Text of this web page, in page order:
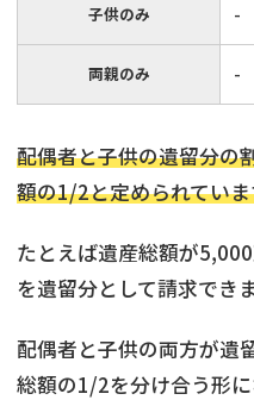
子供のみ -
両親のみ -
配偶者と子供の遺留分の
額の1/2と定められていま
たとえば遺産総額が
を遺留分として請求できま
配偶者と子供の両方が遺
総額の1/2を分け合う形